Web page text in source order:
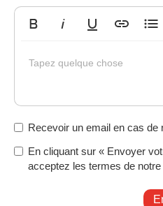
Tapez quelque chose
Recevoir un email en cas
En cliquant sur « Envoyer
acceptez les termes de notre